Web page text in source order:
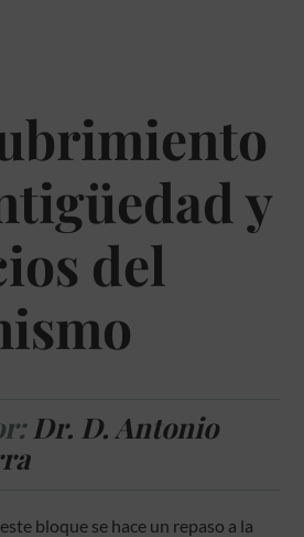
y
del
Dr. D. Antonio
bloque se hace un repaso a la